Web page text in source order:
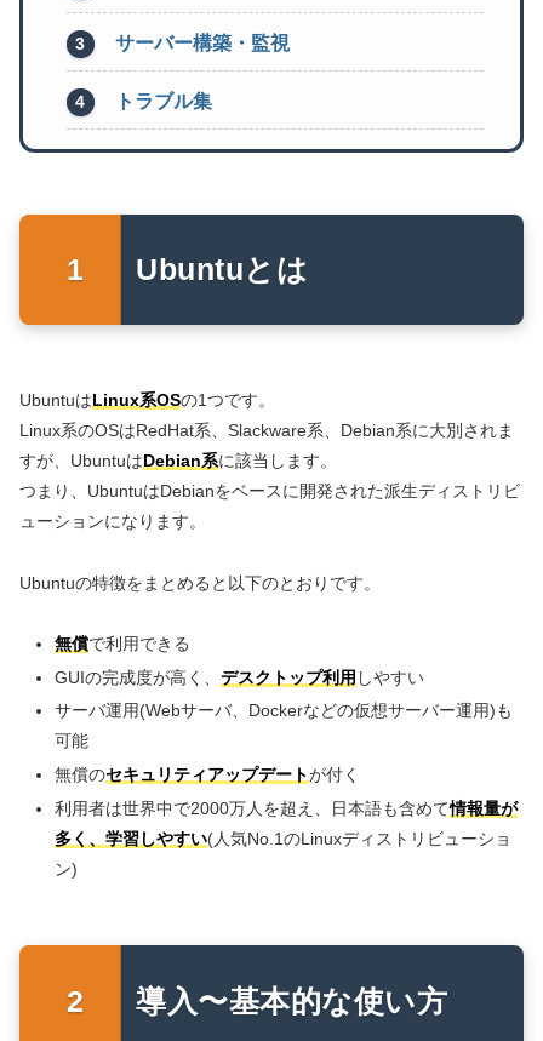
サーバー構築・監視
トラブル集
Ubuntuとは
UbuntuはLinux系OSの1つです。
Linux系のOSはRedHat系、Slackware系、Debian系に大別されま
すが、UbuntuはDebian系に該当します。
つまり、UbuntuはDebianをベースに開発された派生ディストリビ
ューションになります。
Ubuntuの特徴をまとめると以下のとおりです。
無償で利用できる
GUIの完成度が高く、 デスクトップ利用 しやすい
サーバ運用(Webサーバ、Dockerなどの仮想サーバー運用)も
可能
無償のセキュリティアップデートが付く
利用者は世界中で2000万人を超え、日本語も含めて情報量が
多く、学習しやすい(人気No.1のLinuxディストリビューショ
ン)
導入〜基本的な使い方